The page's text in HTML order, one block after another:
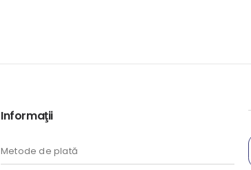
Informaţii
Metode de plată